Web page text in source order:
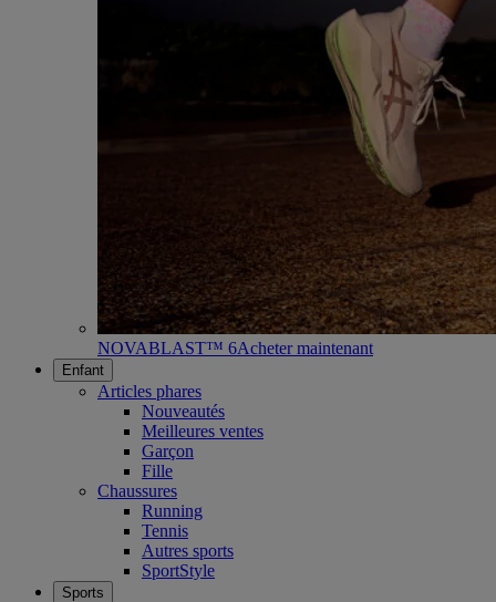
NOVABLAST™ 6Acheter maintenant
Enfant
Articles phares
Nouveautés
Meilleures ventes
Garçon
Fille
Chaussures
Running
Tennis
Autres sports
SportStyle
Sports